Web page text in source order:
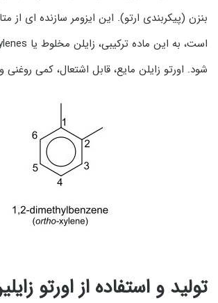
بنزن (پیکربندی ارتو). این ایزومر سازنده ای از
شود. اورتو زایلن مایع، قابل اشتعال، کمی
تولید و استفاده از اورتو